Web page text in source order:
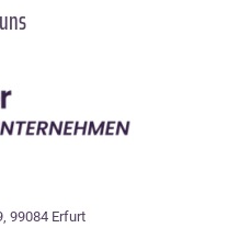
99084 Erfurt